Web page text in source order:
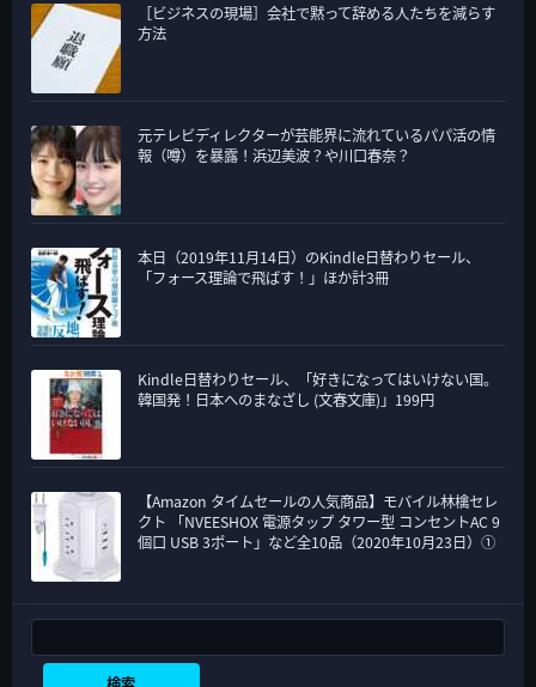
［ビジネスの現場］会社で黙って辞める人たちを減らす
方法
元テレビディレクターが芸能界に流れているパパ活の情
報（噂）を暴露！浜辺美波？や川口春奈？
本日（2019年11月14日）のKindle日替わりセール、
「フォース理論で飛ばす！」ほか計3冊
Kindle日替わりセール、「好きになってはいけない国。
韓国発！日本へのまなざし (文春文庫)」199円
【Amazon タイムセールの人気商品】モバイル林檎セレ
クト 「NVEESHOX 電源タップ タワー型 コンセントAC 9
個口 USB 3ポート」など全10品（2020年10月23日）①